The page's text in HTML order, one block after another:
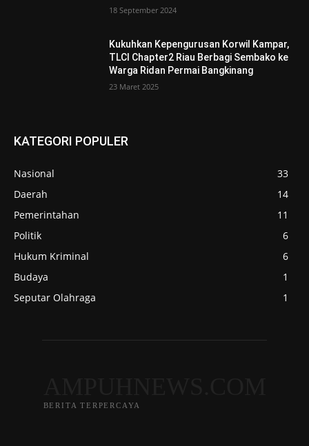
18 September 2024
Kukuhkan Kepengurusan Korwil Kampar,
TLCI Chapter2 Riau Berbagi Sembako ke
Warga Ridan Permai Bangkinang
23 Maret 2025
KATEGORI POPULER
Nasional
33
Daerah
14
Pemerintahan
11
Politik
6
Hukum Kriminal
6
Budaya
1
Seputar Olahraga
1
BERITA TERPERCAYA